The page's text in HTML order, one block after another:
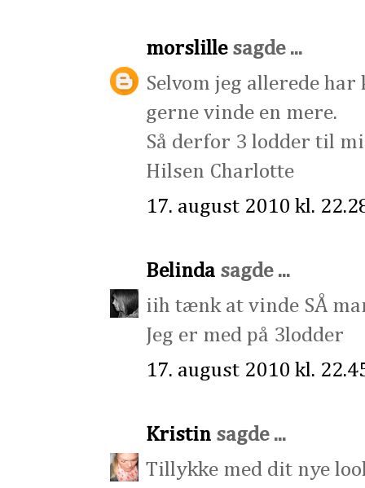
morslillesagde ...
Selvom jeg allerede
gerne vinde en mere.
Så derfor 3 lodder til
Hilsen Charlotte
17. august 2010 kl.
Belinda sagde ...
iih tænk at vinde SÅ
Jeg er med på 3lodder
17. august 2010 kl.
Kristin sagde ...
Tillykke med dit nye